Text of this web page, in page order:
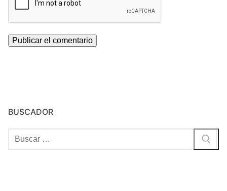
BUSCADOR
Buscar: